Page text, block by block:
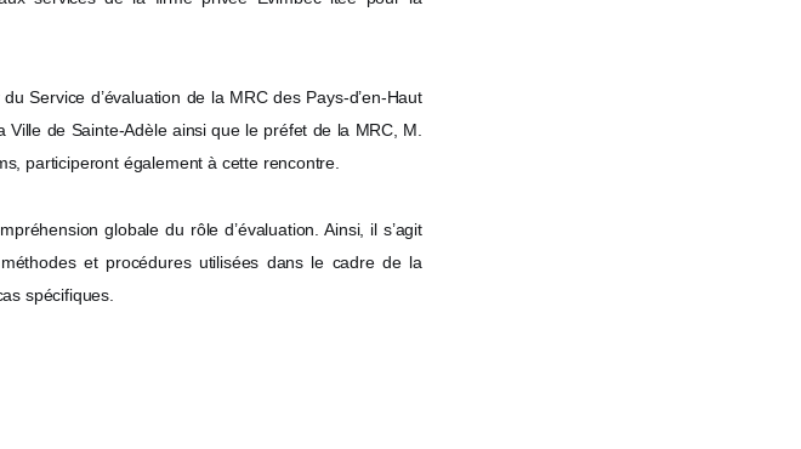
Service d’évaluation de la MRC des Pays-d’en-Haut
de Sainte-Adèle ainsi que le préfet de la MRC, M.
participeront également à cette rencontre.
globale du rôle d’évaluation. Ainsi, il s’agit
et procédures utilisées dans le cadre de la
spécifiques.